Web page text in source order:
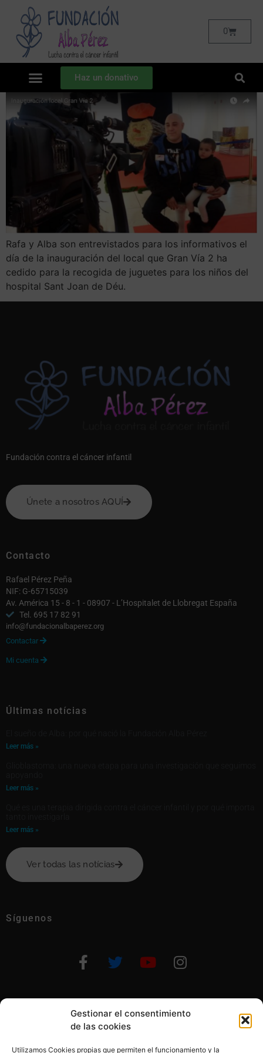
Gestionar el consentimiento
de las cookies
Utilizamos Cookies propias que permiten el funcionamiento y la
0
Haz un donativo
Rafa y Alba son entrevistados para los informativos el
día de la inauguración del local que Gran Vía 2 ha
cedido para la recogida de juguetes para los niños del
hospital Sant Joan de Déu.
Fundación contra el cáncer infantil
Únete a nosotros AQUÍ
Contacto
Rafael Pérez Peña
NIF: G-65715039
Av. América 15 - 8 - 1 - 08907 - L’Hospitalet de Llobregat España
Tel. 695 17 82 91
info@fundacionalbaperez.org
Contactar 
Mi cuenta 
Últimas notícias
Leer más »
Leer más »
Leer más »
Ver todas las notícias
Síguenos
Otras formas de ayudar